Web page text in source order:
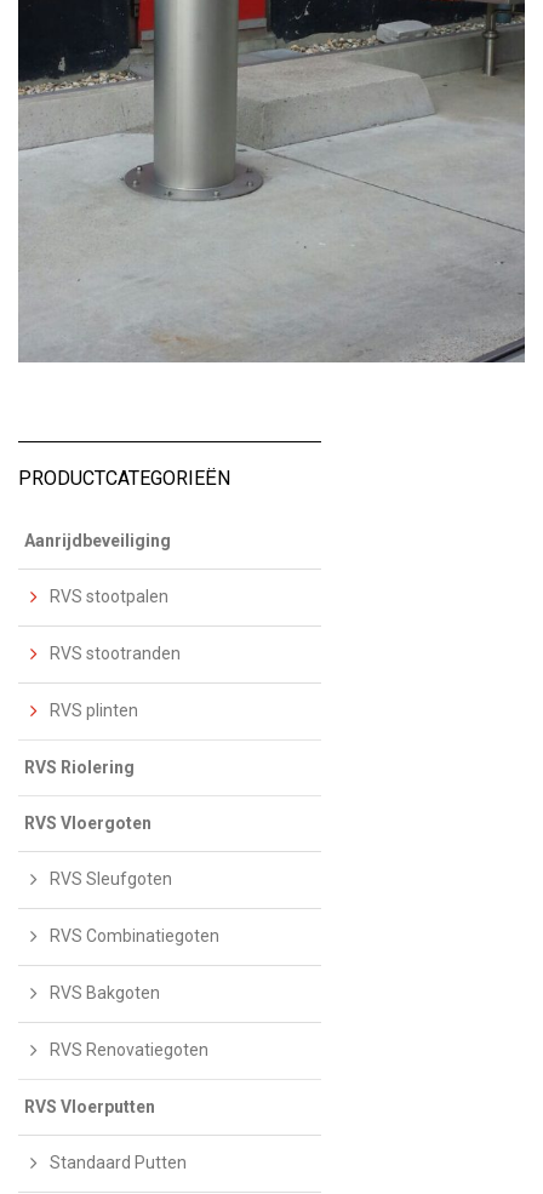
PRODUCTCATEGORIEËN
Aanrijdbeveiliging
RVS stootpalen
RVS stootranden
RVS plinten
RVS Riolering
RVS Vloergoten
RVS Sleufgoten
RVS Combinatiegoten
RVS Bakgoten
RVS Renovatiegoten
RVS Vloerputten
Standaard Putten